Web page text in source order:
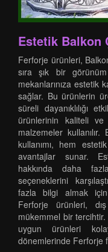
Estetik Balkon
Ferforje ürünleri,
sıra şık bir
mekanlarınıza estetik
sağlar. Bu ürünlerin
süreli dayanıklılığı
ürünlerinin kaliteli ve
malzemeler
kullanımı, hem
avantajlar sunar.
hakkında daha
seçeneklerini
fazla bilgi almak için
Ferforje ürünleri,
mükemmel bir tercihtir.
uygun ürünleri
dönemlerinde Ferforje